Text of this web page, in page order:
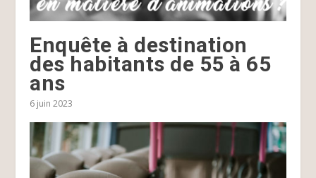
Enquête à destination
des habitants de 55 à 65
ans
6 juin 2023